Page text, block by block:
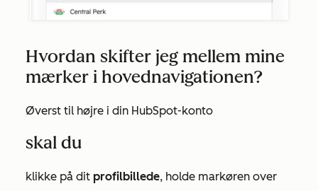
Hvordan skifter jeg mellem mine
mærker i hovednavigationen?
Øverst til højre i din HubSpot-konto
skal du
klikke på dit profilbillede, holde markøren over